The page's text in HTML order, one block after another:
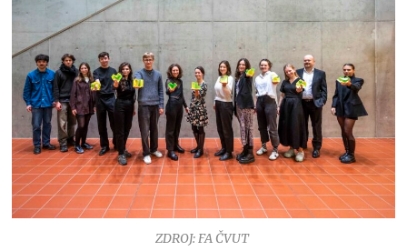
ZDROJ: FA ČVUT